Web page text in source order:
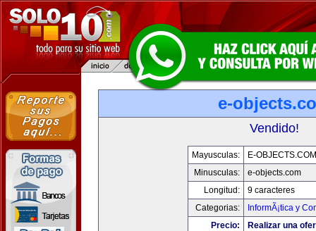
e-
Vendido!
Mayusculas:
E-OBJECTS.COM
Minusculas:
e-objects.com
Longitud:
9 caracteres
Categorias:
InformÃ¡tica y
Precio:
Realizar una